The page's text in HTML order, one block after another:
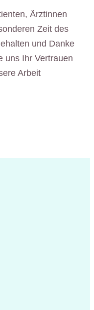
Ärztinnen
Zeit des
und Danke
uns Ihr Vertrauen
Arbeit